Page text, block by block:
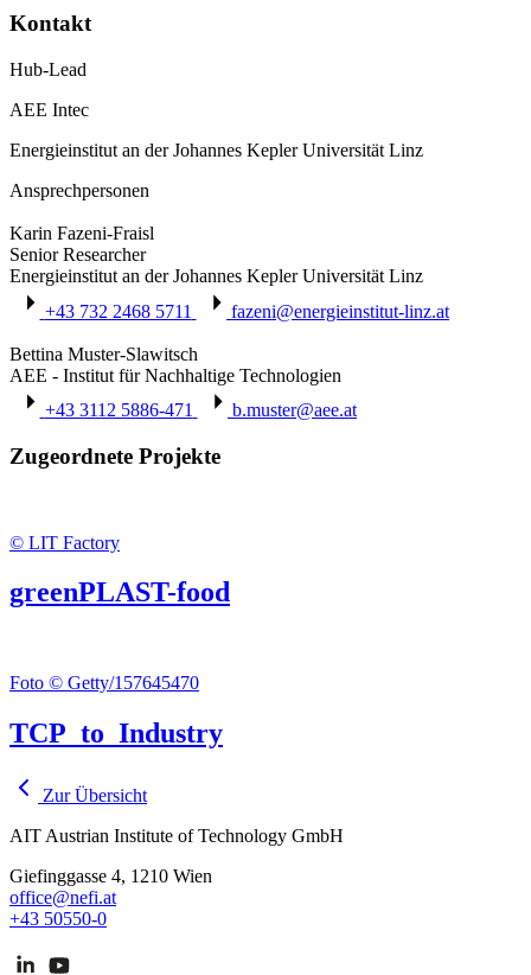
Kontakt
Hub-Lead
AEE Intec
Energieinstitut an der Johannes Kepler Universität Linz
Ansprechpersonen
Karin Fazeni-Fraisl
Senior Researcher
Energieinstitut an der Johannes Kepler Universität Linz
+43 732 2468 5711
fazeni@energieinstitut-linz.at
Bettina Muster-Slawitsch
AEE - Institut für Nachhaltige Technologien
+43 3112 5886-471
b.muster@aee.at
Zugeordnete Projekte
© LIT Factory
greenPLAST-food
Foto © Getty/157645470
TCP_to_Industry
Zur Übersicht
AIT Austrian Institute of Technology GmbH
Giefinggasse 4, 1210 Wien
office@nefi.at
+43 50550-0